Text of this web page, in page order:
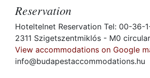
Reservation
Hoteltelnet Reservation Tel: 00-36-
2311 Szigetszentmiklós - M0
View accommodations on Google
info@budapestaccommodations.hu